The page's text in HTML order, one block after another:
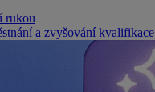
rukou
a zvyšování kvalifikace